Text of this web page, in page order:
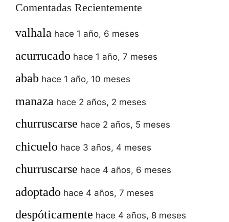
Comentadas Recientemente
valhala hace 1 año, 6 meses
acurrucado hace 1 año, 7 meses
abab hace 1 año, 10 meses
manaza hace 2 años, 2 meses
churruscarse hace 2 años, 5 meses
chicuelo hace 3 años, 4 meses
churruscarse hace 4 años, 6 meses
adoptado hace 4 años, 7 meses
despóticamente hace 4 años, 8 meses